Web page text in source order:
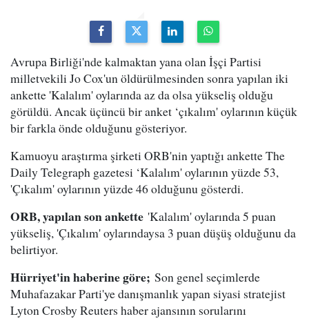
Avrupa Birliği'nde kalmaktan yana olan İşçi Partisi
milletvekili Jo Cox'un öldürülmesinden sonra yapılan iki
ankette 'Kalalım' oylarında az da olsa yükseliş olduğu
görüldü. Ancak üçüncü bir anket ‘çıkalım' oylarının küçük
bir farkla önde olduğunu gösteriyor.
Kamuoyu araştırma şirketi ORB'nin yaptığı ankette The
Daily Telegraph gazetesi ‘Kalalım' oylarının yüzde 53,
'Çıkalım' oylarının yüzde 46 olduğunu gösterdi.
ORB, yapılan son ankette 'Kalalım' oylarında 5 puan
yükseliş, 'Çıkalım' oylarındaysa 3 puan düşüş olduğunu da
belirtiyor.
Hürriyet'in haberine göre; Son genel seçimlerde
Muhafazakar Parti'ye danışmanlık yapan siyasi stratejist
Lyton Crosby Reuters haber ajansının sorularını